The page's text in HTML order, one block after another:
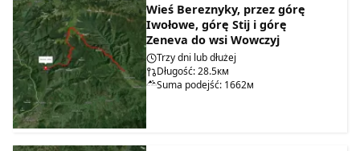
Wieś Bereznyky, przez górę
Iwołowe, górę Stij i górę
Zeneva do wsi Wowczyj
Trzy dni lub dłużej
Długość: 28.5км
Suma podejść: 1662м